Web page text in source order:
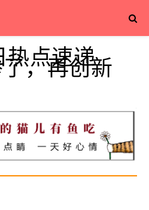
热点速递
，再创新